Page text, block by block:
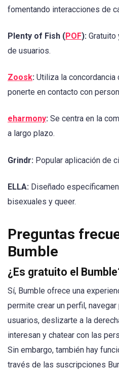
fomentando interacciones de
Plenty of Fish (POF): Gratuito
de usuarios.
Zoosk: Utiliza la
ponerte en contacto con
eharmony: Se centra en la
a largo plazo.
Grindr: Popular aplicación de
ELLA: Diseñado
bisexuales y queer.
Preguntas
Bumble
¿Es gratuito el
Sí, Bumble ofrece una
permite crear un perfil,
usuarios, deslizarte a la
interesan y chatear con las
Sin embargo, también hay
través de las suscripciones